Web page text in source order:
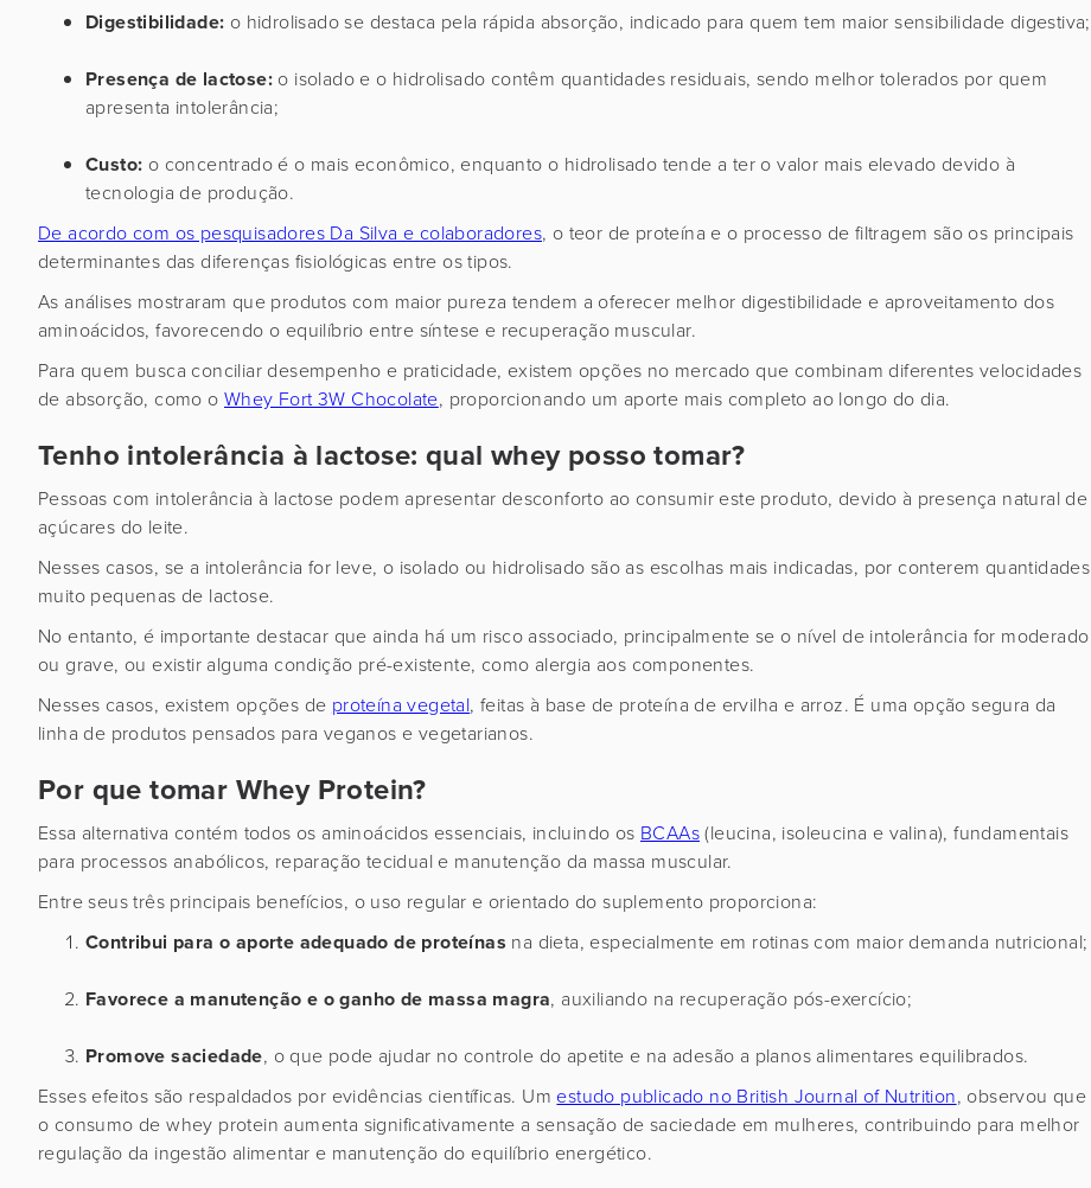
Digestibilidade: o hidrolisado se destaca pela rápida absorção, indicado para quem tem maior sensibilidade digestiva;
Presença de lactose: o isolado e o hidrolisado contêm quantidades residuais, sendo melhor tolerados por quem
apresenta intolerância;
Custo: o concentrado é o mais econômico, enquanto o hidrolisado tende a ter o valor mais elevado devido à
tecnologia de produção.
De acordo com os pesquisadores Da Silva e colaboradores, o teor de proteína e o processo de filtragem são os principais
determinantes das diferenças fisiológicas entre os tipos.
As análises mostraram que produtos com maior pureza tendem a oferecer melhor digestibilidade e aproveitamento dos
aminoácidos, favorecendo o equilíbrio entre síntese e recuperação muscular.
Para quem busca conciliar desempenho e praticidade, existem opções no mercado que combinam diferentes velocidades
de absorção, como o Whey Fort 3W Chocolate, proporcionando um aporte mais completo ao longo do dia.
Tenho intolerância à lactose: qual whey posso tomar?
Pessoas com intolerância à lactose podem apresentar desconforto ao consumir este produto, devido à presença natural de
açúcares do leite.
Nesses casos, se a intolerância for leve, o isolado ou hidrolisado são as escolhas mais indicadas, por conterem quantidades
muito pequenas de lactose.
No entanto, é importante destacar que ainda há um risco associado, principalmente se o nível de intolerância for moderado
ou grave, ou existir alguma condição pré-existente, como alergia aos componentes.
Nesses casos, existem opções de proteína vegetal, feitas à base de proteína de ervilha e arroz. É uma opção segura da
linha de produtos pensados para veganos e vegetarianos.
Por que tomar Whey Protein?
Essa alternativa contém todos os aminoácidos essenciais, incluindo os BCAAs(leucina, isoleucina e valina), fundamentais
para processos anabólicos, reparação tecidual e manutenção da massa muscular.
Entre seus três principais benefícios, o uso regular e orientado do suplemento proporciona:
Contribui para o aporte adequado de proteínas na dieta, especialmente em rotinas com maior demanda nutricional;
Favorece a manutenção e o ganho de massa magra, auxiliando na recuperação pós-exercício;
Promove saciedade, o que pode ajudar no controle do apetite e na adesão a planos alimentares equilibrados.
Esses efeitos são respaldados por evidências científicas. Umestudo publicado no British Journal of Nutrition, observou que
o consumo de whey protein aumenta significativamente a sensação de saciedade em mulheres, contribuindo para melhor
regulação da ingestão alimentar e manutenção do equilíbrio energético.